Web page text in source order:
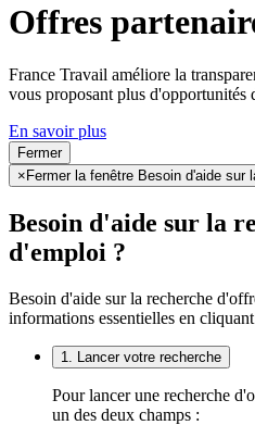
Offres
France Travail améliore la
vous proposant plus d'opportunités
En savoir plus
Fermer
× Fermer la fenêtre Besoin d'aide sur
Besoin d'aide sur la
d'emploi ?
Besoin d'aide sur la recherche
informations essentielles en
1. Lancer votre recherche
Pour lancer une recherche
un des deux champs :